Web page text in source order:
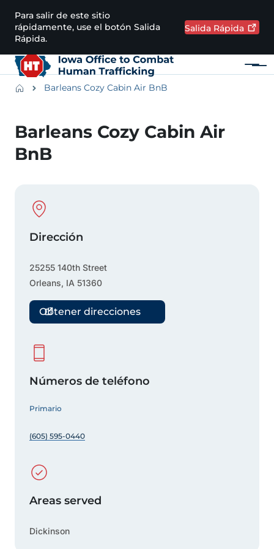
Pasar al contenido principal
Para salir de este sitio
rápidamente, use el botón Salida
Rápida.
Salida Rápida
Menú
Main navigation
BreadcrumbsBarleans Cozy Cabin Air BnB
Barleans Cozy Cabin Air
BnB
Physical Location
Dirección
25255 140th Street
Orleans, IA 51360
Obtener direcciones
Números de teléfono
Primario
(605) 595-0440
Areas served
Dickinson